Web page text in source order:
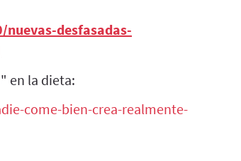
desfasadas-
en la dieta:
come-bien-crea-realmente-